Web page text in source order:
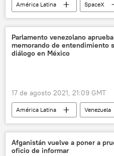
América Latina SpaceX
México
🏛️ Compañías
Parlamento venezolano aprueba
memorando de entendimiento
diálogo en México
17 de agosto 2021, 21:09 GMT
América Latina Venezuela
Afganistán vuelve a poner a
oficio de informar